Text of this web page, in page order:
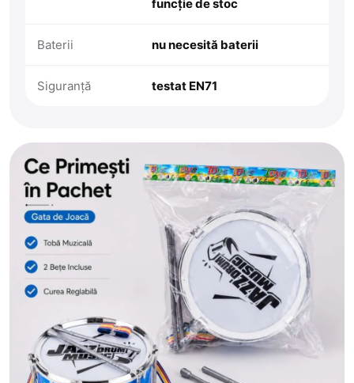
funcție de stoc
Baterii nu necesită baterii
Siguranță testat EN71